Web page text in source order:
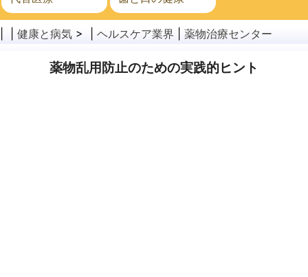
がん
健康と病気 > | ヘルスケア業界 薬物治療センター
薬物乱用防止のための実践的ヒント